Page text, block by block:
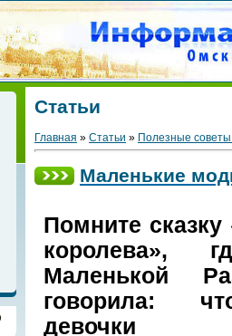
Статьи
Главная » Статьи » Полезные
Маленькие
Помните
королева»,
Маленькой
говорила:
девочки